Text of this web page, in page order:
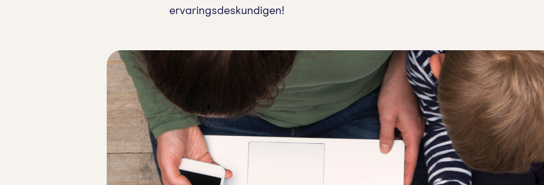
ervaringsdeskundigen!